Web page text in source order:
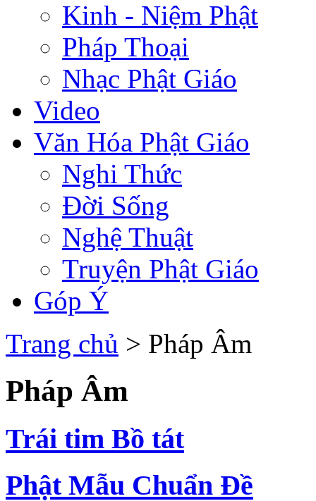
Kinh - Niệm Phật
Pháp Thoại
Nhạc Phật Giáo
Video
Văn Hóa Phật Giáo
Nghi Thức
Đời Sống
Nghệ Thuật
Truyện Phật Giáo
Góp Ý
Trang chủ > Pháp Âm
Pháp Âm
Trái tim Bồ tát
Phật Mẫu Chuẩn Đề